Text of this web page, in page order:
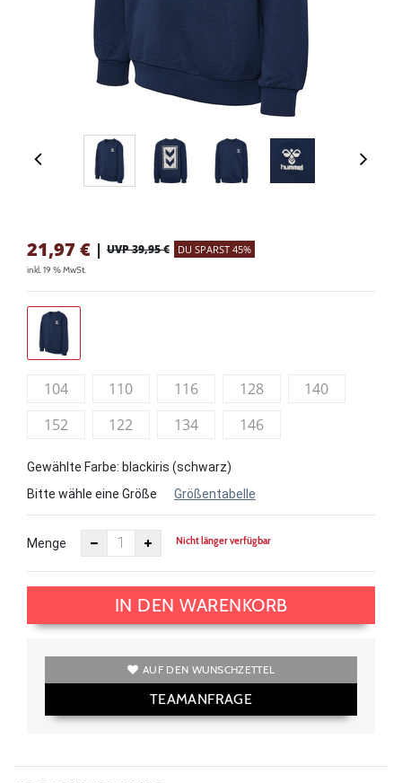
21,97 € | UVP 39,95 € DU SPARST 45%
inkl. 19 % MwSt.
104 110 116 128
140
152
122 134 146
Gewählte Farbe: blackiris (schwarz)
Bitte wähle eine Größe
Größentabelle
Menge Nicht länger verfügbar
IN DEN WARENKORB
AUF DEN WUNSCHZETTEL
TEAMANFRAGE